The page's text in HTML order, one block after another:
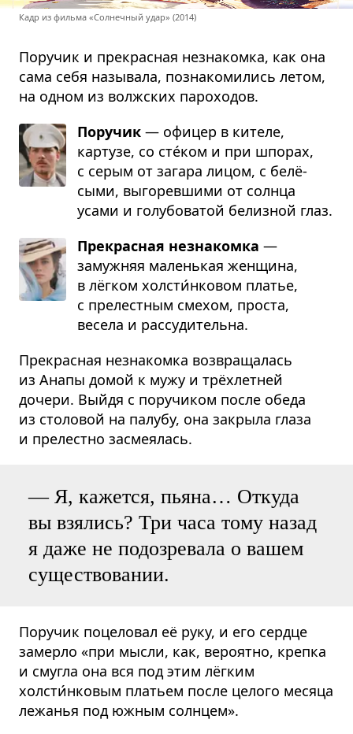
Кадр из фильма «Солнечный удар» (2014)
Поручик и прекрасная незнакомка, как она
сама себя называла, познакомились летом,
на одном из волжских пароходов.
Поручик — офицер в кителе,
картузе, со сте́ком и при шпорах,
с серым от загара лицом, с белё­
сыми, выго­рев­шими от солнца
усами и голу­бо­ватой белизной глаз.
Прекрасная незнакомка —
замужняя маленькая женщина,
в лёгком холсти́нковом платье,
с прелестным смехом, проста,
весела и рассу­ди­тельна.
Прекрасная незнакомка возвращалась
из Анапы домой к мужу и трёхлетней
дочери. Выйдя с поручиком после обеда
из столовой на палубу, она закрыла глаза
и прелестно засмеялась.
— Я, кажется, пьяна… Откуда
вы взялись? Три часа тому назад
я даже не подозревала о вашем
существовании.
Поручик поцеловал её руку, и его сердце
замерло «при мысли, как, вероятно, крепка
и смугла она вся под этим лёгким
холсти́нковым платьем после целого месяца
лежанья под южным солнцем».